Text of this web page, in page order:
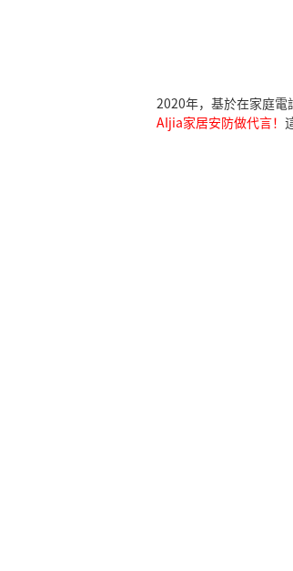
2020年，基於在家庭電
AIjia家居安防做代言！